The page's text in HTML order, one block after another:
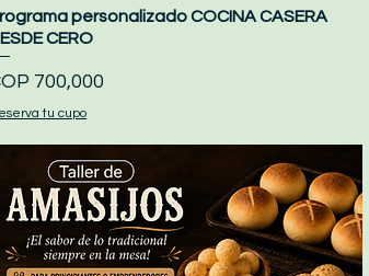
Quick View
personalizado COCINA CASERA
CERO
700,000
tu cupo